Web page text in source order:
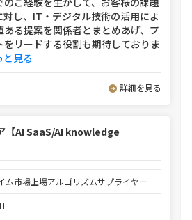
対し、IT・デジタル技術の活用によ
ある提案を関係者とまとめあげ、プ
をリードする役割も期待しておりま
と見る
詳細を見る
【AI SaaS/AI knowledge
ム市場上場アルゴリズムサプライヤー